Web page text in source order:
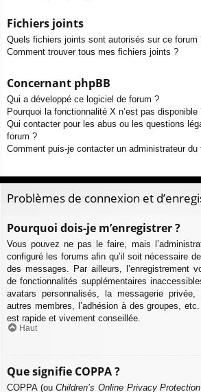
Fichiers joints
Quels fichiers joints sont autorisés sur ce forum
Comment trouver tous mes fichiers joints ?
Concernant phpBB
Qui a développé ce logiciel de forum ?
Pourquoi la fonctionnalité X n’est pas disponible
Qui contacter pour les abus ou les questions
forum ?
Comment puis-je contacter un administrateur du
Problèmes de connexion et
Pourquoi dois-je m’enregistrer ?
Vous pouvez ne pas le faire, mais
configuré les forums afin qu’il soit nécessaire
des messages. Par ailleurs, l’enregistrement
de fonctionnalités supplémentaires
avatars personnalisés, la messagerie privée,
autres membres, l’adhésion à des groupes,
est rapide et vivement conseillée.
Haut
Que signifie COPPA ?
COPPA (ouChildren’s Online Privacy